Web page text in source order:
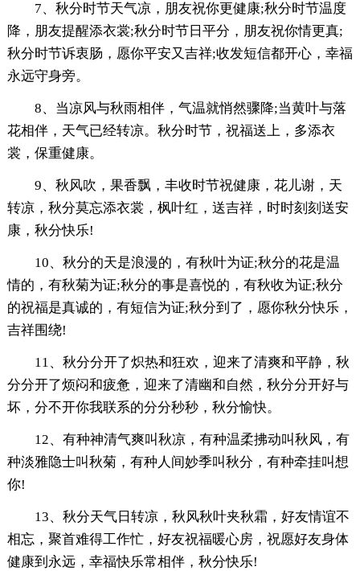
7、秋分时节天气凉，朋友祝你更健康;秋分时节温度
降，朋友提醒添衣裳;秋分时节日平分，朋友祝你情更真;
秋分时节诉衷肠，愿你平安又吉祥;收发短信都开心，幸福
永远守身旁。
8、当凉风与秋雨相伴，气温就悄然骤降;当黄叶与落
花相伴，天气已经转凉。秋分时节，祝福送上，多添衣
裳，保重健康。
9、秋风吹，果香飘，丰收时节祝健康，花儿谢，天
转凉，秋分莫忘添衣裳，枫叶红，送吉祥，时时刻刻送安
康，秋分快乐!
10、秋分的天是浪漫的，有秋叶为证;秋分的花是温
情的，有秋菊为证;秋分的事是喜悦的，有秋收为证;秋分
的祝福是真诚的，有短信为证;秋分到了，愿你秋分快乐，
吉祥围绕!
11、秋分分开了炽热和狂欢，迎来了清爽和平静，秋
分分开了烦闷和疲惫，迎来了清幽和自然，秋分分开好与
坏，分不开你我联系的分分秒秒，秋分愉快。
12、有种神清气爽叫秋凉，有种温柔拂动叫秋风，有
种淡雅隐士叫秋菊，有种人间妙季叫秋分，有种牵挂叫想
你!
13、秋分天气日转凉，秋风秋叶夹秋霜，好友情谊不
相忘，聚首难得工作忙，好友祝福暖心房，祝愿好友身体
健康到永远，幸福快乐常相伴，秋分快乐!